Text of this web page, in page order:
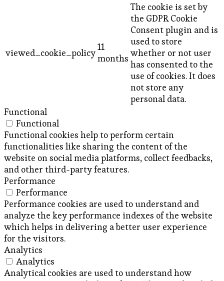
viewed_cookie_policy
11
months
The cookie is set by
the GDPR Cookie
Consent plugin and is
used to store
whether or not user
has consented to the
use of cookies. It does
not store any
personal data.
Functional
Functional
Functional cookies help to perform certain
functionalities like sharing the content of the
website on social media platforms, collect feedbacks,
and other third-party features.
Performance
Performance
Performance cookies are used to understand and
analyze the key performance indexes of the website
which helps in delivering a better user experience
for the visitors.
Analytics
Analytics
Analytical cookies are used to understand how